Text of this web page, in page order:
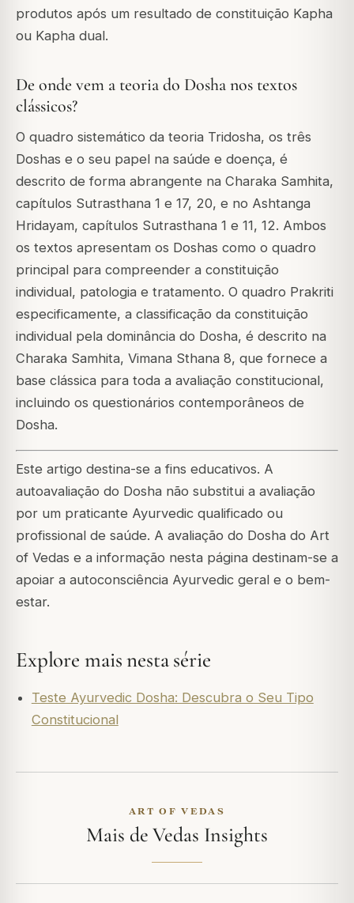
produtos após um resultado de constituição Kapha
ou Kapha dual.
De onde vem a teoria do Dosha nos textos
clássicos?
O quadro sistemático da teoria Tridosha, os três
Doshas e o seu papel na saúde e doença, é
descrito de forma abrangente na Charaka Samhita,
capítulos Sutrasthana 1 e 17, 20, e no Ashtanga
Hridayam, capítulos Sutrasthana 1 e 11, 12. Ambos
os textos apresentam os Doshas como o quadro
principal para compreender a constituição
individual, patologia e tratamento. O quadro Prakriti
especificamente, a classificação da constituição
individual pela dominância do Dosha, é descrito na
Charaka Samhita, Vimana Sthana 8, que fornece a
base clássica para toda a avaliação constitucional,
incluindo os questionários contemporâneos de
Dosha.
Este artigo destina-se a fins educativos. A
autoavaliação do Dosha não substitui a avaliação
por um praticante Ayurvedic qualificado ou
profissional de saúde. A avaliação do Dosha do Art
of Vedas e a informação nesta página destinam-se a
apoiar a autoconsciência Ayurvedic geral e o bem-
estar.
Explore mais nesta série
Teste Ayurvedic Dosha: Descubra o Seu Tipo
Constitucional
ART OF VEDAS
Mais de Vedas Insights